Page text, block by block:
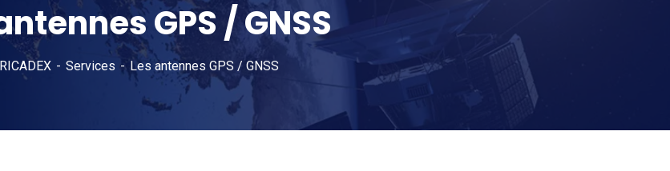
GPS / GNSS
Services Les antennes GPS / GNSS